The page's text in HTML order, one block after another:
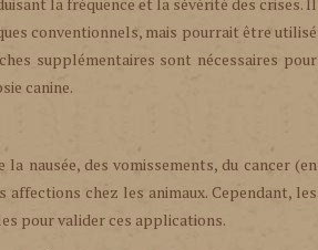
conventionnels, mais pourrait être utilisé
supplémentaires sont nécessaires pour
canine.
nausée, des vomissements, du cancer (en
chez les animaux. Cependant, les
pour valider ces applications.